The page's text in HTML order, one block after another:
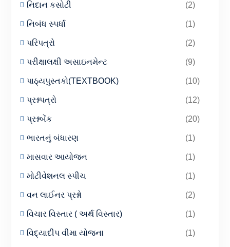
નિદાન કસોટી (2)
નિબંધ સ્પર્ધા (1)
પરિપત્રો (2)
પરીક્ષાલક્ષી અસાઇનમેન્ટ (9)
પાઠ્યપુસ્તકો(TEXTBOOK) (10)
પ્રશ્નપત્રો (12)
પ્રશ્નબેંક (20)
ભારતનું બંધારણ (1)
માસવાર આયોજન (1)
મોટીવેશનલ સ્પીચ (1)
વન લાઈનર પ્રશ્નો (2)
વિચાર વિસ્તાર ( અર્થ વિસ્તાર) (1)
વિદ્યાદીપ વીમા યોજના (1)